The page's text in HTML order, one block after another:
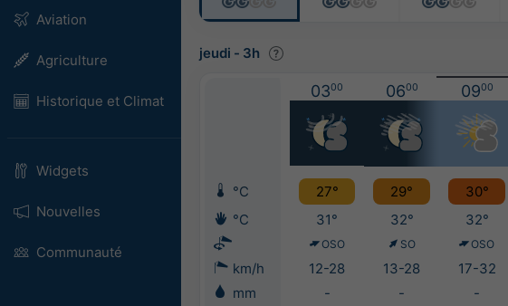
Aviation
Agriculture
Historique et Climat
Widgets
Nouvelles
Communauté
jeudi - 3h
0300 0600 0900
°C 27° 29° 30°
°C
31° 32° 32°
OSO SO OSO
km/h 12-28 13-28 17-32
mm
- - -